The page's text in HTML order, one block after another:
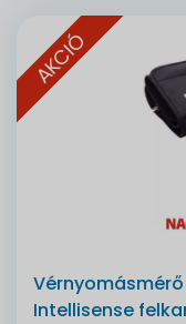
AKCIÓ
Vérnyomásmérő
Intellisense